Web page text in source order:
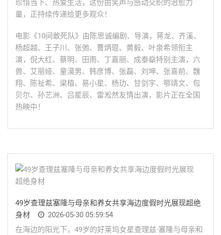
珍惜当下、热爱生活，这份由笑声与感动交织的治愈力
量，正持续传递给更多观众！
电影《10间敢死队》由陈思诚编剧、导演，蒋龙、齐溪、
杨超越、王子川、张弛、曹炳琨、黄毅、叶泉希领衔主
演，倪大红、蔡明、田雨、丁嘉丽、成泰燊特别主演，六
兽、艾丽娅、童漠男、韩彦博、张磊、刘坤、张喜前、魏
翔、陈祉希、梁植、易小星、杨玏、甘剑宇、鄂靖文、包
贝尔、孙艺洲、吕星辰、雷淞然友情出演，影片正在全国
热映中！
49岁查理兹塞隆与母亲和养女共享海边度假时光展现超绝
身材
2026-05-30 05:59:54
在海边的阳光下，49岁的好莱坞女星查理兹·塞隆与母亲和